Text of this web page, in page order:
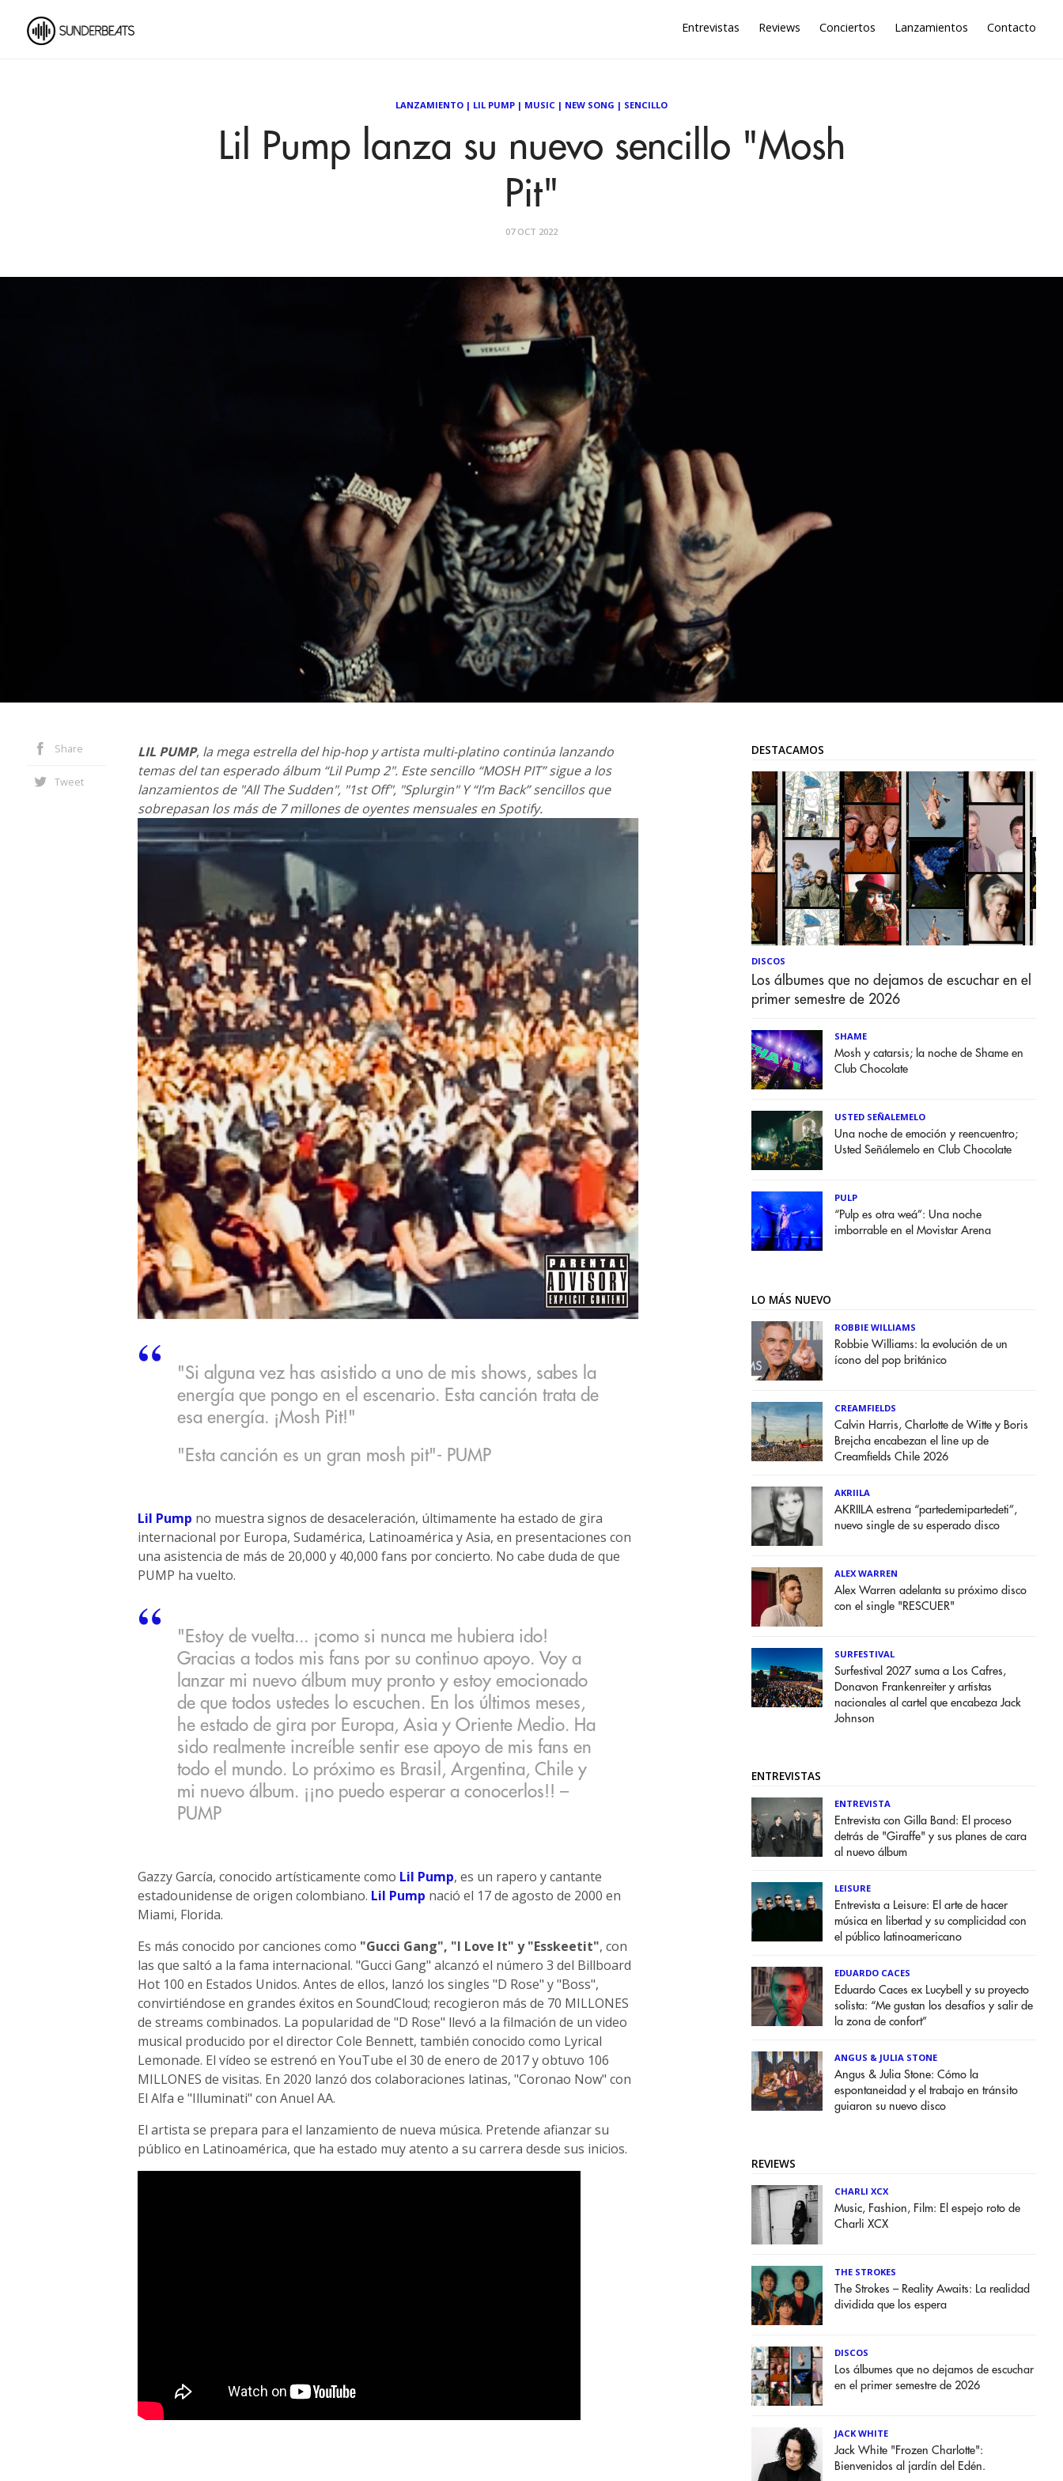
Entrevistas Reviews Conciertos Lanzamientos Contacto
LANZAMIENTO | LIL PUMP | MUSIC | NEW SONG | SENCILLO
Lil Pump lanza su nuevo sencillo "Mosh
Pit"
07 OCT 2022
Share
Tweet
LIL PUMP, la mega estrella del hip-hop y artista multi-platino continúa lanzando
temas del tan esperado álbum “Lil Pump 2". Este sencillo “MOSH PIT” sigue a los
lanzamientos de "All The Sudden", "1st Off", "Splurgin" Y “I’m Back” sencillos que
sobrepasan los más de 7 millones de oyentes mensuales en Spotify.
"Si alguna vez has asistido a uno de mis shows, sabes la
energía que pongo en el escenario. Esta canción trata de
esa energía. ¡Mosh Pit!"
"Esta canción es un gran mosh pit"- PUMP
Lil Pump no muestra signos de desaceleración, últimamente ha estado de gira
internacional por Europa, Sudamérica, Latinoamérica y Asia, en presentaciones con
una asistencia de más de 20,000 y 40,000 fans por concierto. No cabe duda de que
PUMP ha vuelto.
"Estoy de vuelta... ¡como si nunca me hubiera ido!
Gracias a todos mis fans por su continuo apoyo. Voy a
lanzar mi nuevo álbum muy pronto y estoy emocionado
de que todos ustedes lo escuchen. En los últimos meses,
he estado de gira por Europa, Asia y Oriente Medio. Ha
sido realmente increíble sentir ese apoyo de mis fans en
todo el mundo. Lo próximo es Brasil, Argentina, Chile y
mi nuevo álbum. ¡¡no puedo esperar a conocerlos!! –
PUMP
Gazzy García, conocido artísticamente como Lil Pump, es un rapero y cantante
estadounidense de origen colombiano. Lil Pump nació el 17 de agosto de 2000 en
Miami, Florida.
Es más conocido por canciones como "Gucci Gang", "I Love It" y "Esskeetit", con
las que saltó a la fama internacional. "Gucci Gang" alcanzó el número 3 del Billboard
Hot 100 en Estados Unidos. Antes de ellos, lanzó los singles "D Rose" y "Boss",
convirtiéndose en grandes éxitos en SoundCloud; recogieron más de 70 MILLONES
de streams combinados. La popularidad de "D Rose" llevó a la filmación de un video
musical producido por el director Cole Bennett, también conocido como Lyrical
Lemonade. El vídeo se estrenó en YouTube el 30 de enero de 2017 y obtuvo 106
MILLONES de visitas. En 2020 lanzó dos colaboraciones latinas, "Coronao Now" con
El Alfa e "Illuminati" con Anuel AA.
El artista se prepara para el lanzamiento de nueva música. Pretende afianzar su
público en Latinoamérica, que ha estado muy atento a su carrera desde sus inicios.
DESTACAMOS
DISCOS
Los álbumes que no dejamos de escuchar en el
primer semestre de 2026
SHAME
Mosh y catarsis; la noche de Shame en
Club Chocolate
USTED SEÑALEMELO
Una noche de emoción y reencuentro;
Usted Señálemelo en Club Chocolate
PULP
“Pulp es otra weá”: Una noche
imborrable en el Movistar Arena
LO MÁS NUEVO
ROBBIE WILLIAMS
Robbie Williams: la evolución de un
ícono del pop británico
CREAMFIELDS
Calvin Harris, Charlotte de Witte y Boris
Brejcha encabezan el line up de
Creamfields Chile 2026
AKRIILA
AKRIILA estrena “partedemipartedeti”,
nuevo single de su esperado disco
ALEX WARREN
Alex Warren adelanta su próximo disco
con el single "RESCUER"
SURFESTIVAL
Surfestival 2027 suma a Los Cafres,
Donavon Frankenreiter y artistas
nacionales al cartel que encabeza Jack
Johnson
ENTREVISTAS
ENTREVISTA
Entrevista con Gilla Band: El proceso
detrás de "Giraffe" y sus planes de cara
al nuevo álbum
LEISURE
Entrevista a Leisure: El arte de hacer
música en libertad y su complicidad con
el público latinoamericano
EDUARDO CACES
Eduardo Caces ex Lucybell y su proyecto
solista: “Me gustan los desafíos y salir de
la zona de confort”
ANGUS & JULIA STONE
Angus & Julia Stone: Cómo la
espontaneidad y el trabajo en tránsito
guiaron su nuevo disco
REVIEWS
CHARLI XCX
Music, Fashion, Film: El espejo roto de
Charli XCX
THE STROKES
The Strokes – Reality Awaits: La realidad
dividida que los espera
DISCOS
Los álbumes que no dejamos de escuchar
en el primer semestre de 2026
JACK WHITE
Jack White "Frozen Charlotte":
Bienvenidos al jardín del Edén.